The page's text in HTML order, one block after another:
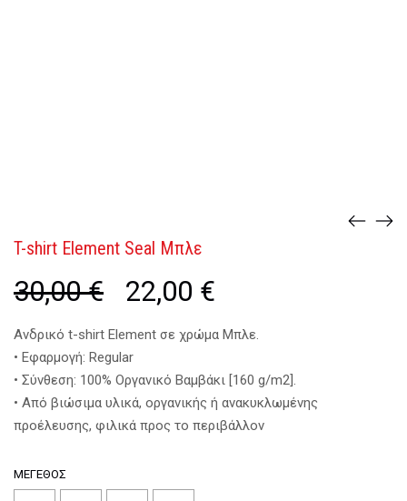
T-shirt Element Seal Μπλε
30,00€
Original
price
30,00 €.
22,00 €
είναι:
Ανδρικό t-shirt Element σε χρώμα Μπλε.
• Εφαρμογή: Regular
• Σύνθεση: 100% Οργανικό Βαμβάκι [160 g/m2].
• Από βιώσιμα υλικά, οργανικής ή ανακυκλωμένης
προέλευσης, φιλικά προς το περιβάλλον
ΜΈΓΕΘΟΣ